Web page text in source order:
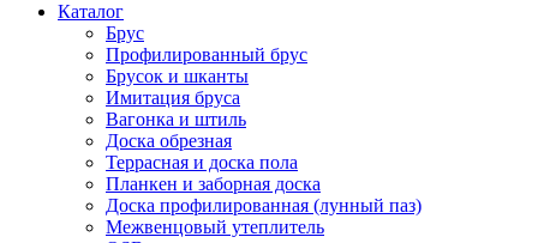
Каталог
Брус
Профилированный брус
Брусок и шканты
Имитация бруса
Вагонка и штиль
Доска обрезная
Террасная и доска пола
Планкен и заборная доска
Доска профилированная (лунный паз)
Межвенцовый утеплитель